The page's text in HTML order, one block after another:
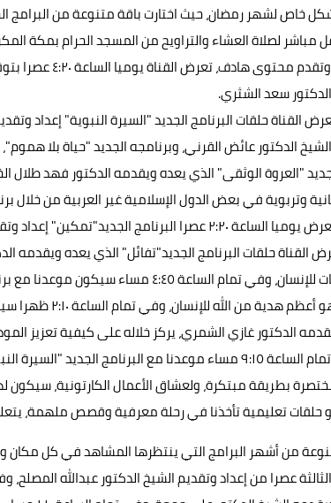
خاص لشهر رمضان، حيث اختارت باقة متنوعة من البرامج
مباشر لصلاة العشاء والتراويح من المسجد الحرام بمكة
يجتمع حولها كل
سعد الشثري.
الساعة ٤:٢٧ عصرا تعرض القناة حلقات البرنامج الجديد "السيرة النبوية"
وتربوية في بعض الدول الإسلامية غير العربية من خلال
الشباب وقضاياهم المعاصرة، تعرض يوميا الساعة ٢:٢٠ عصرا
٤:١٠ عصرا تعرض القناة حلقات البرنامج الجديد"تفائل" الذي
القرآن وما بها من دروس وعظات للإنسان، وفي
كرتونية، يوضح كيف
الدكتور غازي الشمري، يركز خلاله على كيفية تعزيز
وتقوية الروابط الأسرية، وفي تمام الساعة ٩:١٥ مساء موعدنا مع
تعليمية تأخذنا في رحلة معرفية وقصص ملهمة،
من أشهر البرامج التي ينتظرها المشاهد في كل مكان